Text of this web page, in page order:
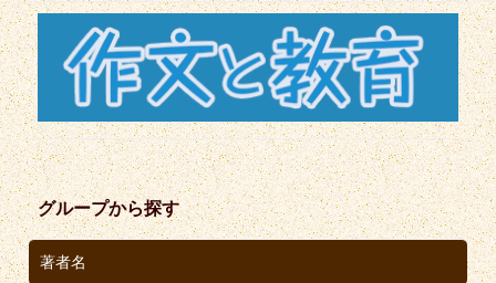
グループから探す
著者名